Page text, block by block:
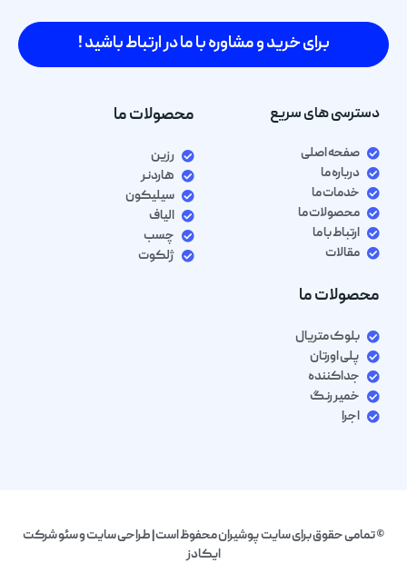
برای خرید و مشاوره با ما در ارتباط باشید !
دسترسی های سریع
صفحه اصلی
درباره ما
خدمات ما
محصولات ما
ارتباط با ما
مقالات
محصولات ما
رزین
هاردنر
سیلیکون
الیاف
چسب
ژلکوت
محصولات ما
بلوک متریال
پلی اورتان
جداکننده
خمیر رنگ
اجرا
© تمامی حقوق برای سایت پوشیران محفوظ است| طراحی سایت و سئو شرکت
ایکادز